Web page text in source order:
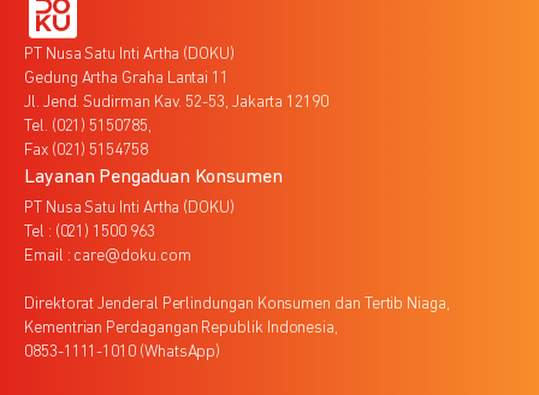
PT Nusa Satu Inti Artha (DOKU)
Gedung Artha Graha Lantai 11
Jl. Jend. Sudirman Kav. 52-53, Jakarta 12190
Tel. (021) 5150785,
Fax (021) 5154758
Layanan Pengaduan Konsumen
PT Nusa Satu Inti Artha (DOKU)
Tel : (021) 1500 963
Email : care@doku.com
Direktorat Jenderal Perlindungan Konsumen dan Tertib Niaga,
Kementrian Perdagangan Republik Indonesia,
0853-1111-1010 (WhatsApp)